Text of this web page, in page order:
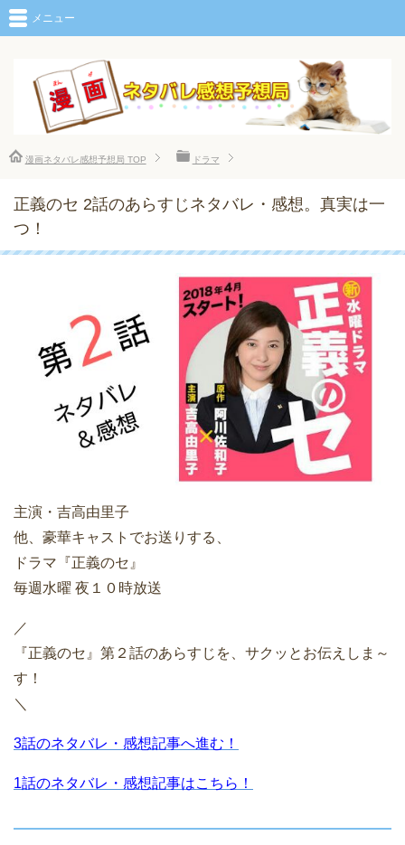
メニュー
漫画ネタバレ感想予想局 TOP ドラマ
正義のセ 2話のあらすじネタバレ・感想。真実は一
つ！
主演・吉高由里子
他、豪華キャストでお送りする、
ドラマ『正義のセ』
毎週水曜 夜１０時放送
／
『正義のセ』第２話のあらすじを、サクッとお伝えしま～
す！
＼
3話のネタバレ・感想記事へ進む！
1話のネタバレ・感想記事はこちら！